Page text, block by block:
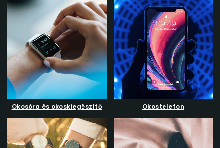
Okosóra és okoskiegészítő Okostelefon